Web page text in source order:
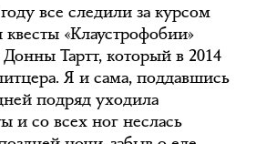
все следили за курсом
«Клаустрофобии»
Тартт, который в 2014
Я и сама, поддавшись
подряд уходила
и со всех ног неслась